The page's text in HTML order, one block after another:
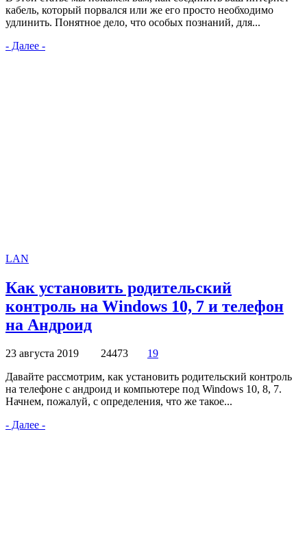
кабель, который порвался или же его просто необходимо
удлинить. Понятное дело, что особых познаний, для...
- Далее -
LAN
Как установить родительский
контроль на Windows 10, 7 и телефон
на Андроид
23 августа 2019 24473 19
Давайте рассмотрим, как установить родительский контроль
на телефоне с андроид и компьютере под Windows 10, 8, 7.
Начнем, пожалуй, с определения, что же такое...
- Далее -